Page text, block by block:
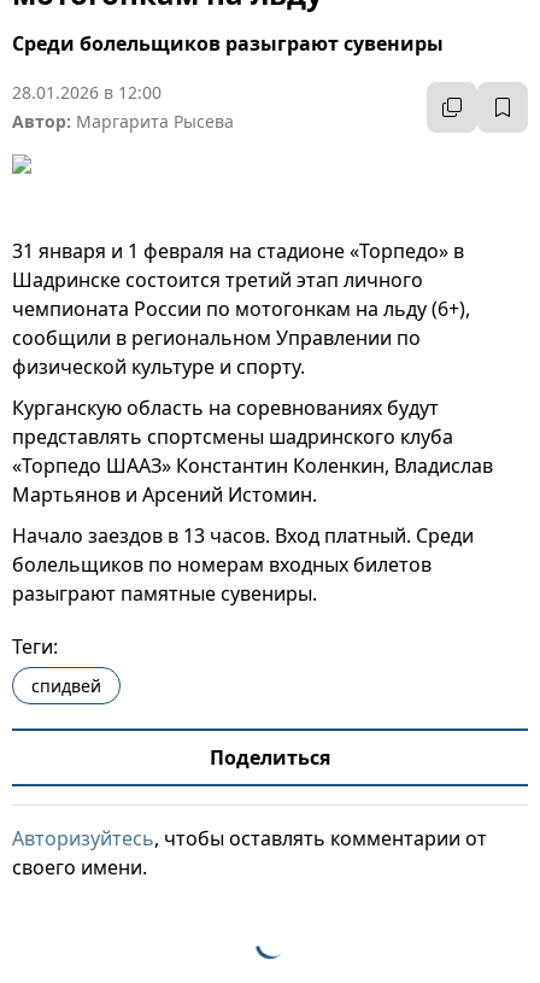
Среди болельщиков разыграют сувениры
28.01.2026 в 12:00
Автор: Маргарита Рысева
31 января и 1 февраля на стадионе «Торпедо» в
Шадринске состоится третий этап личного
чемпионата России по мотогонкам на льду (6+),
сообщили в региональном Управлении по
физической культуре и спорту.
Курганскую область на соревнованиях будут
представлять спортсмены шадринского клуба
«Торпедо ШААЗ» Константин Коленкин, Владислав
Мартьянов и Арсений Истомин.
Начало заездов в 13 часов. Вход платный. Среди
болельщиков по номерам входных билетов
разыграют памятные сувениры.
Теги:
спидвей
Поделиться
Авторизуйтесь, чтобы оставлять комментарии от
своего имени.